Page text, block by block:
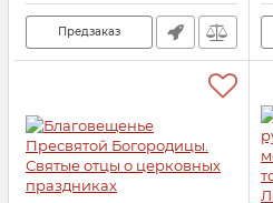
собранием молитв ко
Пресвятой Богородице
на каждый день года
Предзаказ